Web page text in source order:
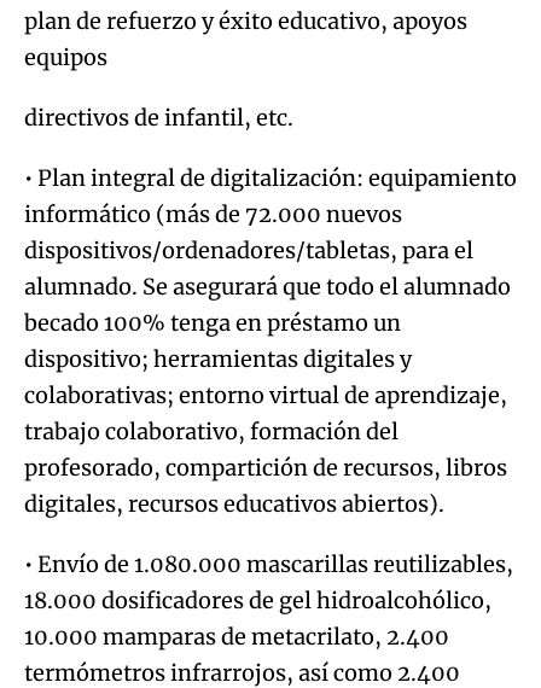
plan de refuerzo y éxito educativo, apoyos
equipos
directivos de infantil, etc.
• Plan integral de digitalización: equipamiento
informático (más de 72.000 nuevos
dispositivos/ordenadores/tabletas, para el
alumnado. Se asegurará que todo el alumnado
becado 100% tenga en préstamo un
dispositivo; herramientas digitales y
colaborativas; entorno virtual de aprendizaje,
trabajo colaborativo, formación del
profesorado, compartición de recursos, libros
digitales, recursos educativos abiertos).
• Envío de 1.080.000 mascarillas reutilizables,
18.000 dosificadores de gel hidroalcohólico,
10.000 mamparas de metacrilato, 2.400
termómetros infrarrojos, así como 2.400